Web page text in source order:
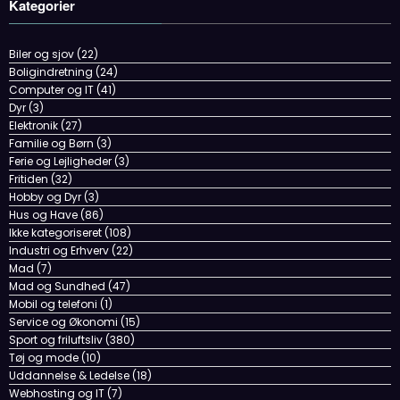
Ferie og Lejligheder
Fritiden(32)
Hus og Have(86)
Ikke kategoriseret(108)
Industri og Erhverv(22)
Mad(7)
Mad og Sundhed(47)
Mobil og telefoni(1)
Service og Økonomi(15)
Sport og friluftsliv(380)
Tøj og mode(10)
Uddannelse & Ledelse(18)
Webhosting og IT(7)
Forside Kontakt
Om Arnii.dk
Newscrunch - Magazine & BlogWordPressTema 2026 | Powered By
SpiceThemes